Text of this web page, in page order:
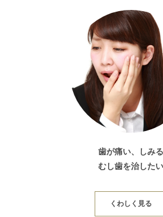
歯が痛い、しみる
むし歯を治したい
くわしく見る